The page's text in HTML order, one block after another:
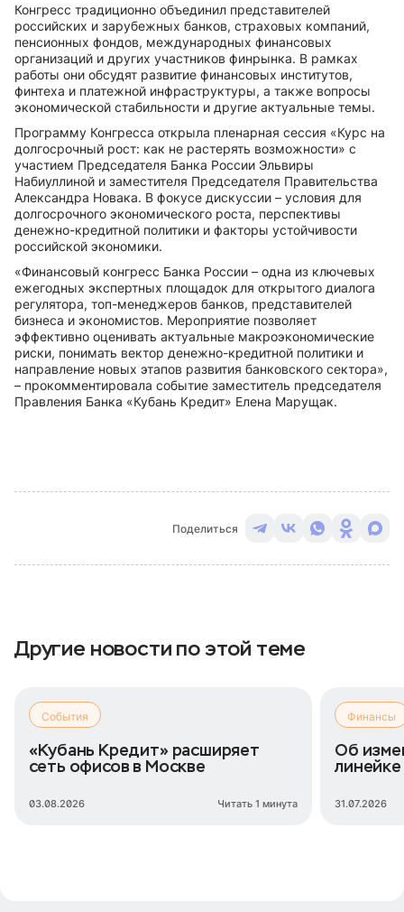
Конгресс традиционно объединил представителей
российских и зарубежных банков, страховых компаний,
пенсионных фондов, международных финансовых
организаций и других участников финрынка. В рамках
работы они обсудят развитие финансовых институтов,
финтеха и платежной инфраструктуры, а также вопросы
экономической стабильности и другие актуальные темы.
Программу Конгресса открыла пленарная сессия «Курс на
долгосрочный рост: как не растерять возможности» с
участием Председателя Банка России Эльвиры
Набиуллиной и заместителя Председателя Правительства
Александра Новака. В фокусе дискуссии – условия для
долгосрочного экономического роста, перспективы
денежно-кредитной политики и факторы устойчивости
российской экономики.
«Финансовый конгресс Банка России – одна из ключевых
ежегодных экспертных площадок для открытого диалога
регулятора, топ-менеджеров банков, представителей
бизнеса и экономистов. Мероприятие позволяет
эффективно оценивать актуальные макроэкономические
риски, понимать вектор денежно-кредитной политики и
направление новых этапов развития банковского сектора»,
– прокомментировала событие заместитель председателя
Правления Банка «Кубань Кредит» Елена Марущак.
Поделиться
Другие новости по этой теме
События
«Кубань Кредит» расширяет
сеть офисов в Москве
03.08.2026 Читать 1 минута
Финансы
Об
31.07.2026